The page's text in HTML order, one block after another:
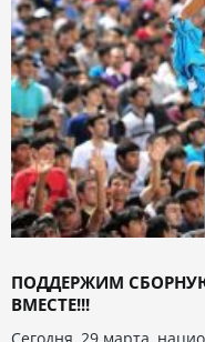
ПОДДЕРЖИМ
ВМЕСТЕ!!!